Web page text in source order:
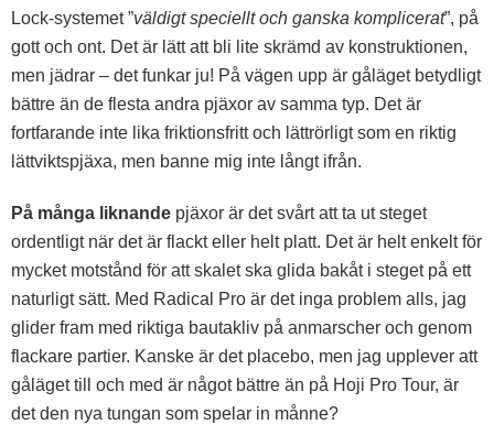
Lock-systemet ”väldigt speciellt och ganska komplicerat”, på
gott och ont. Det är lätt att bli lite skrämd av konstruktionen,
men jädrar – det funkar ju! På vägen upp är gåläget betydligt
bättre än de flesta andra pjäxor av samma typ. Det är
fortfarande inte lika friktionsfritt och lättrörligt som en riktig
lättviktspjäxa, men banne mig inte långt ifrån.
På många liknande pjäxor är det svårt att ta ut steget
ordentligt när det är flackt eller helt platt. Det är helt enkelt för
mycket motstånd för att skalet ska glida bakåt i steget på ett
naturligt sätt. Med Radical Pro är det inga problem alls, jag
glider fram med riktiga bautakliv på anmarscher och genom
flackare partier. Kanske är det placebo, men jag upplever att
gåläget till och med är något bättre än på Hoji Pro Tour, är
det den nya tungan som spelar in månne?